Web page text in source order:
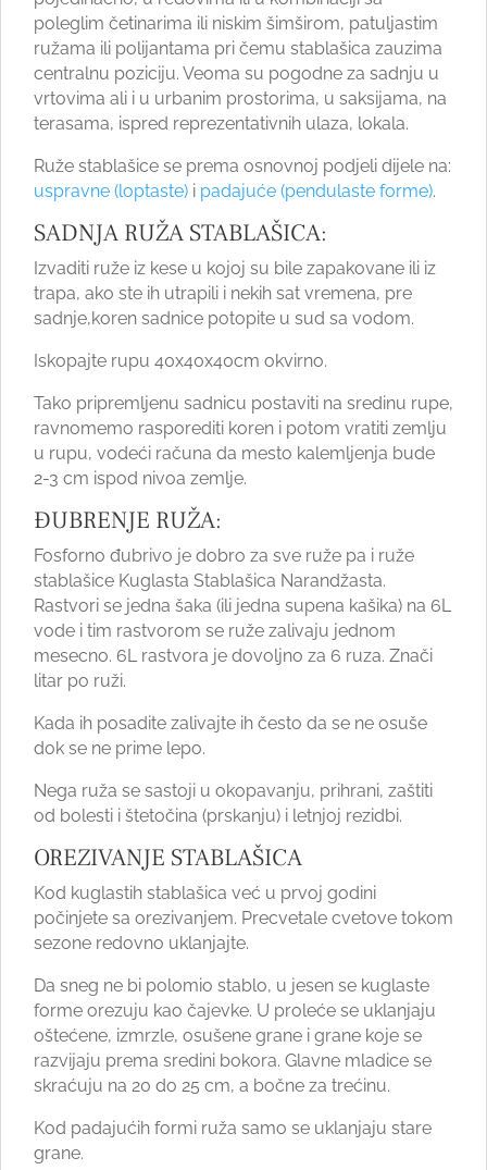
poleglim četinarima ili niskim šimširom, patuljastim
ružama ili polijantama pri čemu stablašica zauzima
centralnu poziciju. Veoma su pogodne za sadnju u
vrtovima ali i u urbanim prostorima, u saksijama, na
terasama, ispred reprezentativnih ulaza, lokala.
Ruže stablašice se prema osnovnoj podjeli dijele na:
uspravne (loptaste) i padajuće (pendulaste forme).
SADNJA RUŽA STABLAŠICA:
Izvaditi ruže iz kese u kojoj su bile zapakovane ili iz
trapa, ako ste ih utrapili i nekih sat vremena, pre
sadnje,koren sadnice potopite u sud sa vodom.
Iskopajte rupu 40x40x40cm okvirno.
Tako pripremljenu sadnicu postaviti na sredinu rupe,
ravnomemo rasporediti koren i potom vratiti zemlju
u rupu, vodeći računa da mesto kalemljenja bude
2-3 cm ispod nivoa zemlje.
ĐUBRENJE RUŽA:
Fosforno đubrivo je dobro za sve ruže pa i ruže
stablašice Kuglasta Stablašica Narandžasta.
Rastvori se jedna šaka (ili jedna supena kašika) na 6L
vode i tim rastvorom se ruže zalivaju jednom
mesecno. 6L rastvora je dovoljno za 6 ruza. Znači
litar po ruži.
Kada ih posadite zalivajte ih često da se ne osuše
dok se ne prime lepo.
Nega ruža se sastoji u okopavanju, prihrani, zaštiti
od bolesti i štetočina (prskanju) i letnjoj rezidbi.
OREZIVANJE STABLAŠICA
Kod kuglastih stablašica već u prvoj godini
počinjete sa orezivanjem. Precvetale cvetove tokom
sezone redovno uklanjajte.
Da sneg ne bi polomio stablo, u jesen se kuglaste
forme orezuju kao čajevke. U proleće se uklanjaju
oštećene, izmrzle, osušene grane i grane koje se
razvijaju prema sredini bokora. Glavne mladice se
skraćuju na 20 do 25 cm, a bočne za trećinu.
Kod padajućih formi ruža samo se uklanjaju stare
grane.